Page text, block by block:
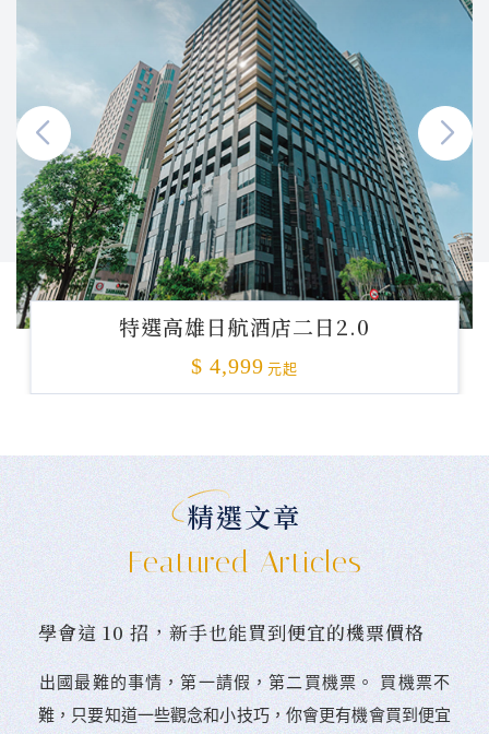
特選高雄日航酒店二日2.0
$ 4,999 元起
精選文章
Featured Articles
學會這 10 招，新手也能買到便宜的機票價格
󠀠出國最難的事情，第一請假，第二買機票。 󠀠買機票不
難，只要知道一些觀念和小技巧，你會更有機會買到便宜